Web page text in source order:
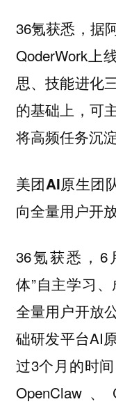
36氪获悉，据
QoderWork上
思、技能进化
的基础上，可
将高频任务沉
美团AI原生团
向全量用户开
36氪获悉，6
体”自主学习
全量用户开放
础研发平台AI
过3个月的时
OpenClaw、